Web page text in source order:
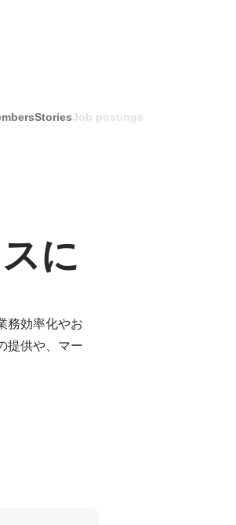
StoriesJob postings
に
務効率化やお
提供や、マー